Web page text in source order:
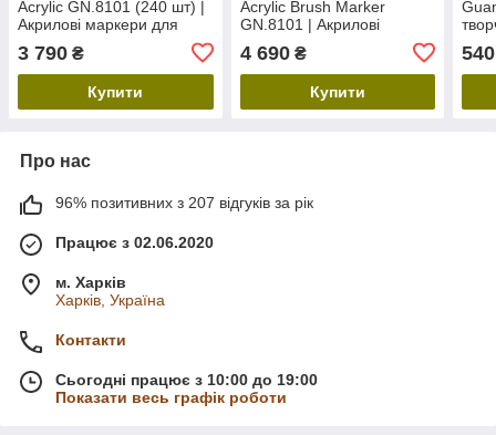
Acrylic GN.8101 (240 шт) |
Акрилові маркери для
декору та для
розмальовок Дісней
3 790 ₴
Купити
Acrylic Brush Marker
GN.8101 | Акрилові
художні маркери 288 шт з
пензликовим
наконечником
4 690₴
Купити
540
Про нас
96% позитивних з 207 відгуків за рік
Працює з 02.06.2020
м. Харків
Харків, Україна
Контакти
Сьогодні працює з 10:00 до 19:00
Показати весь графік роботи